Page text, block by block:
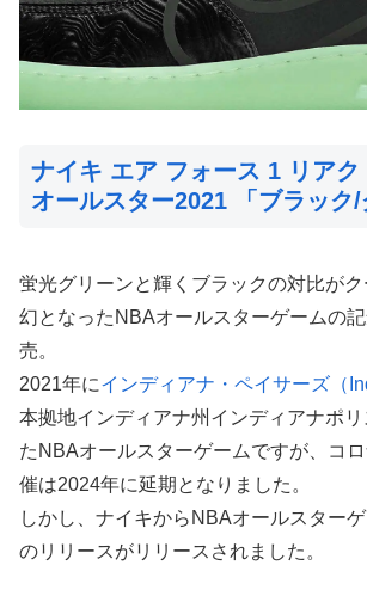
ナイキ エア フォース 1 リア
オールスター2021 「ブラック/
蛍光グリーンと輝くブラックの対比がク
幻となったNBAオールスターゲームの
売。
2021年にインディアナ・ペイサーズ（
本拠地インディアナ州インディアナポ
たNBAオールスターゲームですが、コ
催は2024年に延期となりました。
しかし、ナイキからNBAオールスター
のリリースがリリースされました。